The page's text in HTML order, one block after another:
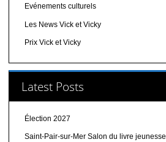
Evénements culturels
Les News Vick et Vicky
Prix Vick et Vicky
Latest Posts
Élection 2027
Saint-Pair-sur-Mer Salon du livre jeunesse